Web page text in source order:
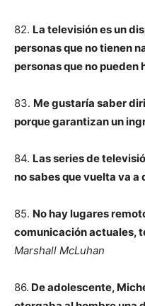
82. La televisión es un
personas que no tienen
personas que no pueden
83. Me gustaría saber
porque garantizan un
84. Las series de
no sabes que vuelta va a
85. No hay lugares
comunicación actuales,
Marshall McLuhan
86. De adolescente,